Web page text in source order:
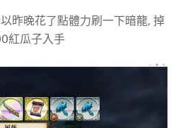
昨晚花了點體力刷一下暗龍, 掉
紅瓜子入手